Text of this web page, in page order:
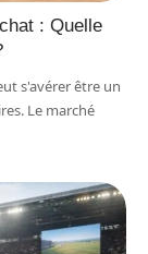
: Quelle
s'avérer être un
Le marché